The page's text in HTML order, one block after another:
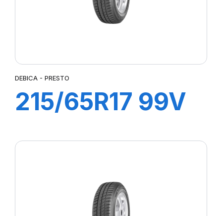
DEBICA - PRESTO
215/65R17 99V